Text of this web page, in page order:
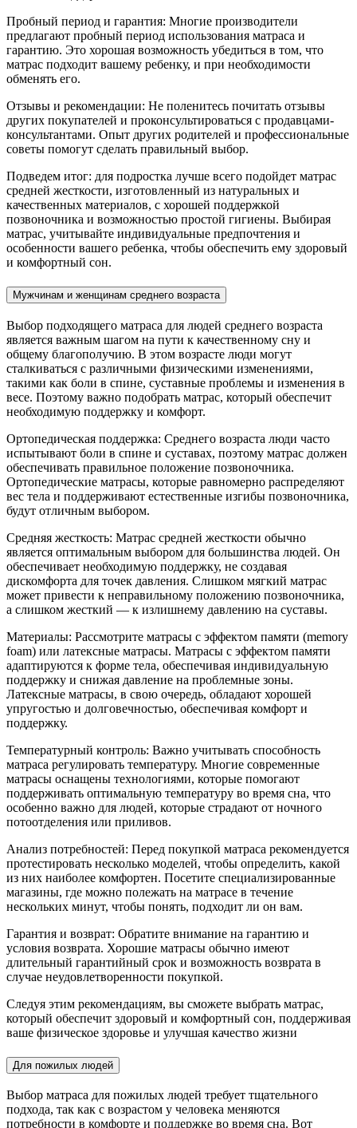
Пробный период и гарантия: Многие производители
предлагают пробный период использования матраса и
гарантию. Это хорошая возможность убедиться в том, что
матрас подходит вашему ребенку, и при необходимости
обменять его.
Отзывы и рекомендации: Не поленитесь почитать отзывы
других покупателей и проконсультироваться с продавцами-
консультантами. Опыт других родителей и профессиональные
советы помогут сделать правильный выбор.
Подведем итог: для подростка лучше всего подойдет матрас
средней жесткости, изготовленный из натуральных и
качественных материалов, с хорошей поддержкой
позвоночника и возможностью простой гигиены. Выбирая
матрас, учитывайте индивидуальные предпочтения и
особенности вашего ребенка, чтобы обеспечить ему здоровый
и комфортный сон.
Мужчинам и женщинам среднего возраста
Выбор подходящего матраса для людей среднего возраста
является важным шагом на пути к качественному сну и
общему благополучию. В этом возрасте люди могут
сталкиваться с различными физическими изменениями,
такими как боли в спине, суставные проблемы и изменения в
весе. Поэтому важно подобрать матрас, который обеспечит
необходимую поддержку и комфорт.
Ортопедическая поддержка: Среднего возраста люди часто
испытывают боли в спине и суставах, поэтому матрас должен
обеспечивать правильное положение позвоночника.
Ортопедические матрасы, которые равномерно распределяют
вес тела и поддерживают естественные изгибы позвоночника,
будут отличным выбором.
Средняя жесткость: Матрас средней жесткости обычно
является оптимальным выбором для большинства людей. Он
обеспечивает необходимую поддержку, не создавая
дискомфорта для точек давления. Слишком мягкий матрас
может привести к неправильному положению позвоночника,
а слишком жесткий — к излишнему давлению на суставы.
Материалы: Рассмотрите матрасы с эффектом памяти (memory
foam) или латексные матрасы. Матрасы с эффектом памяти
адаптируются к форме тела, обеспечивая индивидуальную
поддержку и снижая давление на проблемные зоны.
Латексные матрасы, в свою очередь, обладают хорошей
упругостью и долговечностью, обеспечивая комфорт и
поддержку.
Температурный контроль: Важно учитывать способность
матраса регулировать температуру. Многие современные
матрасы оснащены технологиями, которые помогают
поддерживать оптимальную температуру во время сна, что
особенно важно для людей, которые страдают от ночного
потоотделения или приливов.
Анализ потребностей: Перед покупкой матраса рекомендуется
протестировать несколько моделей, чтобы определить, какой
из них наиболее комфортен. Посетите специализированные
магазины, где можно полежать на матрасе в течение
нескольких минут, чтобы понять, подходит ли он вам.
Гарантия и возврат: Обратите внимание на гарантию и
условия возврата. Хорошие матрасы обычно имеют
длительный гарантийный срок и возможность возврата в
случае неудовлетворенности покупкой.
Следуя этим рекомендациям, вы сможете выбрать матрас,
который обеспечит здоровый и комфортный сон, поддерживая
ваше физическое здоровье и улучшая качество жизни
Для пожилых людей
Выбор матраса для пожилых людей требует тщательного
подхода, так как с возрастом у человека меняются
потребности в комфорте и поддержке во время сна. Вот